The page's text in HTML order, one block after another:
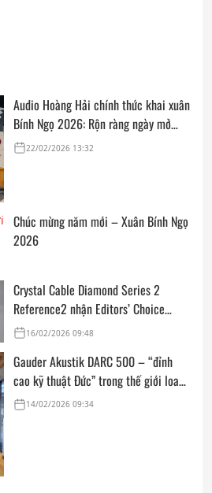
Audio Hoàng Hải chính thức khai xuân
Bính Ngọ 2026: Rộn ràng ngày mở
cửa, trọn vẹn lời chúc đầu năm
22/02/2026 13:32
Chúc mừng năm mới – Xuân Bính Ngọ
2026
Crystal Cable Diamond Series 2
Reference2 nhận Editors’ Choice
Award: Dedicated Audio 2026 từ The
16/02/2026 09:48
Gauder Akustik DARC 500 – “đỉnh
cao kỹ thuật Đức” trong thế giới loa
hi-end tham chiếu
14/02/2026 09:34